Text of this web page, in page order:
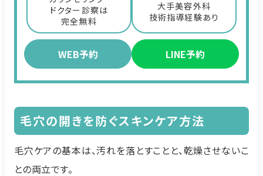
ドクター診察は
完全無料
大手美容外科
技術指導経験あり
WEB予約 LINE予約
毛穴の開きを防ぐスキンケア方法
毛穴ケアの基本は、汚れを落とすことと、乾燥させないこ
との両立です。